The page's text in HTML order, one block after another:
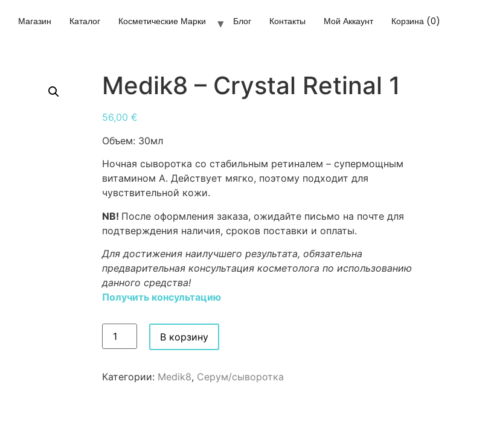
Магазин Каталог Косметические Марки Блог Контакты Мой Аккаунт Корзина (0)
Medik8 – Crystal Retinal 1
56,00 €
Объем: 30мл
Ночная сыворотка со стабильным ретиналем – супермощным
витамином А. Действует мягко, поэтому подходит для
чувствительной кожи.
NB! После оформления заказа, ожидайте письмо на почте для
подтверждения наличия, сроков поставки и оплаты.
Для достижения наилучшего результата, обязательна
предварительная консультация косметолога по использованию
данного средства!
Получить консультацию
В корзину
Категории: Medik8, Серум/сыворотка